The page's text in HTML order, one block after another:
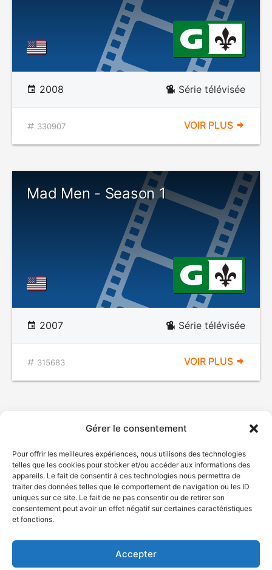
Gérer le consentement
Pour offrir les meilleures expériences, nous utilisons des technologies
telles que les cookies pour stocker et/ou accéder aux informations des
appareils. Le fait de consentir à ces technologies nous permettra de
traiter des données telles que le comportement de navigation ou les ID
uniques sur ce site. Le fait de ne pas consentir ou de retirer son
consentement peut avoir un effet négatif sur certaines caractéristiques
et fonctions.
Accepter
2008 Série télévisée
330907 VOIR PLUS
Mad Men - Season 1
2007 Série télévisée
315683 VOIR PLUS
© Gouvernement du Québec, 2026
Plan du site
Accessibilité
Accès à l'information